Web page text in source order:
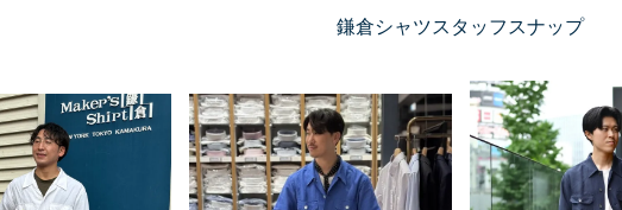
鎌倉シャツスタッフスナップ